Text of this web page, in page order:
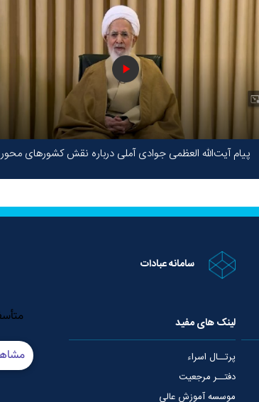
پیام آیت‌الله العظمی جوادی آملی درباره نقش کشورهای محور
سامانه عبادات
لینک های مفید
پرتــال اسراء
دفتــر مرجعیت
موسسه آموزش عالی